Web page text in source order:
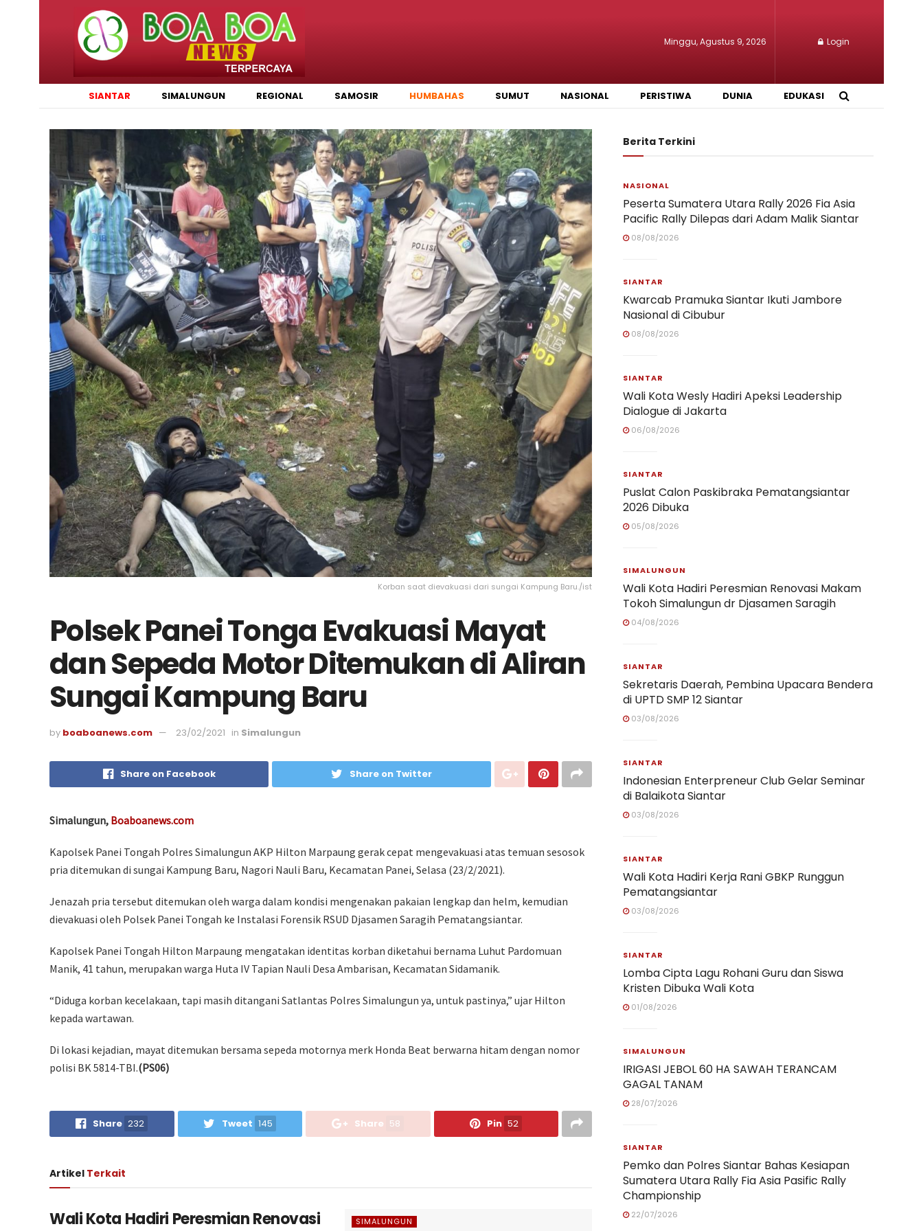
Minggu, Agustus 9, 2026 Login
SIANTAR SIMALUNGUN REGIONAL SAMOSIR HUMBAHAS SUMUT NASIONAL PERISTIWA DUNIA EDUKASI
Korban saat dievakuasi dari sungai Kampung Baru./ist
Polsek Panei Tonga Evakuasi Mayat
dan Sepeda Motor Ditemukan di Aliran
Sungai Kampung Baru
by boaboanews.com 23/02/2021 in Simalungun
Share on Facebook Share on Twitter
Simalungun, Boaboanews.com
Kapolsek Panei Tongah Polres Simalungun AKP Hilton Marpaung gerak cepat mengevakuasi atas temuan sesosok
pria ditemukan di sungai Kampung Baru, Nagori Nauli Baru, Kecamatan Panei, Selasa (23/2/2021).
Jenazah pria tersebut ditemukan oleh warga dalam kondisi mengenakan pakaian lengkap dan helm, kemudian
dievakuasi oleh Polsek Panei Tongah ke Instalasi Forensik RSUD Djasamen Saragih Pematangsiantar.
Kapolsek Panei Tongah Hilton Marpaung mengatakan identitas korban diketahui bernama Luhut Pardomuan
Manik, 41 tahun, merupakan warga Huta IV Tapian Nauli Desa Ambarisan, Kecamatan Sidamanik.
“Diduga korban kecelakaan, tapi masih ditangani Satlantas Polres Simalungun ya, untuk pastinya,” ujar Hilton
kepada wartawan.
Di lokasi kejadian, mayat ditemukan bersama sepeda motornya merk Honda Beat berwarna hitam dengan nomor
polisi BK 5814-TBI.(PS06)
Share 232 Tweet 145 Share 58 Pin 52
Artikel Terkait
SIMALUNGUN
Wali Kota Hadiri Peresmian Renovasi
Berita Terkini
NASIONAL
Peserta Sumatera Utara Rally 2026 Fia Asia
Pacific Rally Dilepas dari Adam Malik Siantar
08/08/2026
SIANTAR
Kwarcab Pramuka Siantar Ikuti Jambore
Nasional di Cibubur
08/08/2026
SIANTAR
Wali Kota Wesly Hadiri Apeksi Leadership
Dialogue di Jakarta
06/08/2026
SIANTAR
Puslat Calon Paskibraka Pematangsiantar
2026 Dibuka
05/08/2026
SIMALUNGUN
Wali Kota Hadiri Peresmian Renovasi Makam
Tokoh Simalungun dr Djasamen Saragih
04/08/2026
SIANTAR
Sekretaris Daerah, Pembina Upacara Bendera
di UPTD SMP 12 Siantar
03/08/2026
SIANTAR
Indonesian Enterpreneur Club Gelar Seminar
di Balaikota Siantar
03/08/2026
SIANTAR
Wali Kota Hadiri Kerja Rani GBKP Runggun
Pematangsiantar
03/08/2026
SIANTAR
Lomba Cipta Lagu Rohani Guru dan Siswa
Kristen Dibuka Wali Kota
01/08/2026
SIMALUNGUN
IRIGASI JEBOL 60 HA SAWAH TERANCAM
GAGAL TANAM
28/07/2026
SIANTAR
Pemko dan Polres Siantar Bahas Kesiapan
Sumatera Utara Rally Fia Asia Pasific Rally
Championship
22/07/2026